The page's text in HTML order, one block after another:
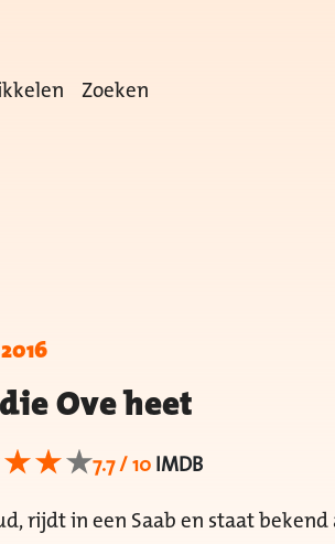
Zoeken
2016
Ove heet
7.7 / 10IMDB
rijdt in een Saab en staat